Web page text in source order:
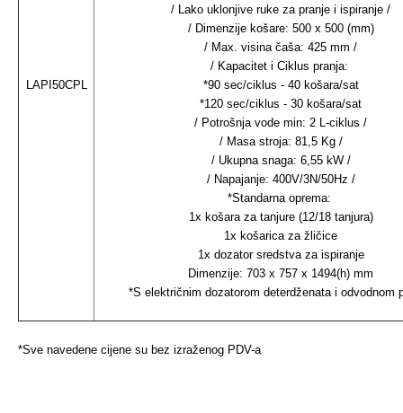
LAPI50CPL
/ Lako uklonjive ruke za pranje i ispiranje /
/ Dimenzije košare: 500 x 500 (mm)
/ Max. visina čaša: 425 mm /
/ Kapacitet i Ciklus pranja:
*90 sec/ciklus - 40 košara/sat
*120 sec/ciklus - 30 košara/sat
/ Potrošnja vode min: 2 L-ciklus /
/ Masa stroja: 81,5 Kg /
/ Ukupna snaga: 6,55 kW /
/ Napajanje: 400V/3N/50Hz /
*Standarna oprema:
1x košara za tanjure (12/18 tanjura)
1x košarica za žličice
1x dozator sredstva za ispiranje
Dimenzije: 703 x 757 x 1494(h) mm
*S električnim dozatorom deterdženata i odvodnom
*Sve navedene cijene su bez izraženog PDV-a